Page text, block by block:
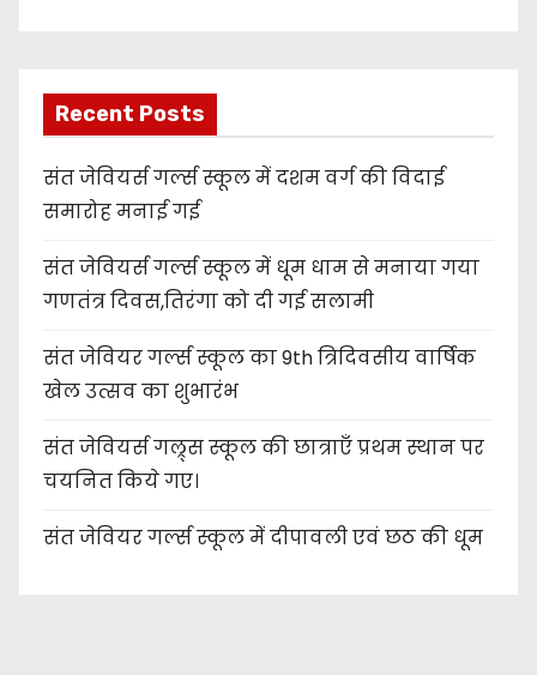
Recent Posts
संत जेवियर्स गर्ल्स स्कूल में दशम वर्ग की विदाई
समारोह मनाई गई
संत जेवियर्स गर्ल्स स्कूल में धूम धाम से मनाया गया
गणतंत्र दिवस,तिरंगा को दी गई सलामी
संत जेवियर गर्ल्स स्कूल का 9th त्रिदिवसीय वार्षिक
खेल उत्सव का शुभारंभ
संत जेवियर्स गल्र्स स्कूल की छात्र‌ाएँ प्रथम स्थान पर
चयनित किये गए।
संत जेवियर गर्ल्स स्कूल में दीपावली एवं छठ की धूम